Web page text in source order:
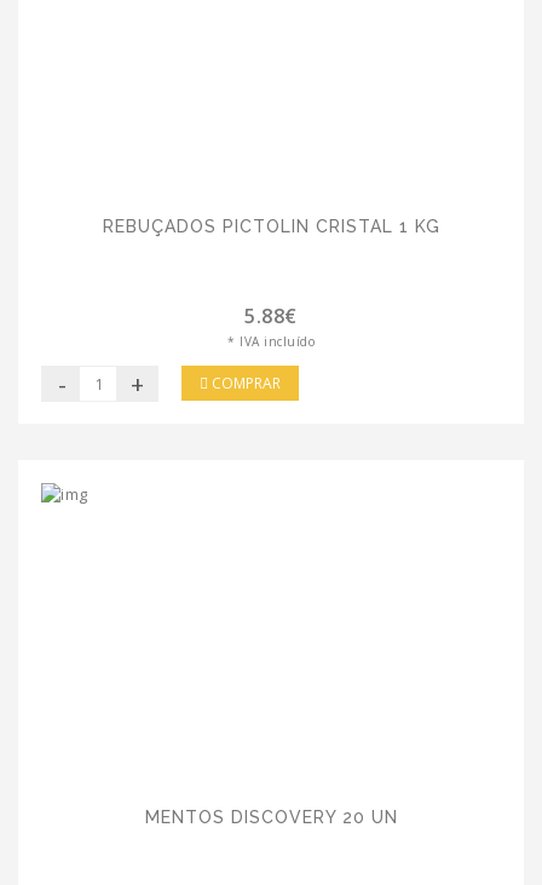
REBUÇADOS PICTOLIN CRISTAL 1 KG
5.88€
* IVA incluído
- + COMPRAR
MENTOS DISCOVERY 20 UN